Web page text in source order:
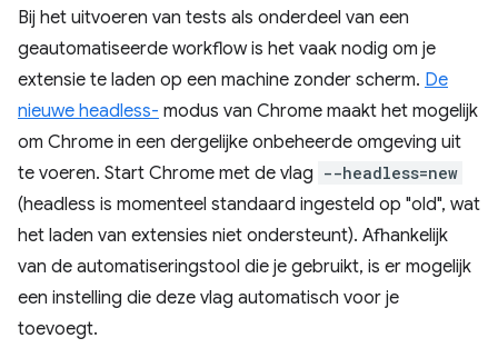
Bij het uitvoeren van tests als onderdeel van een
geautomatiseerde workflow is het vaak nodig om je
extensie te laden op een machine zonder scherm. De
nieuwe headless- modus van Chrome maakt het mogelijk
om Chrome in een dergelijke onbeheerde omgeving uit
te voeren. Start Chrome met de vlag --headless=new
(headless is momenteel standaard ingesteld op "old", wat
het laden van extensies niet ondersteunt). Afhankelijk
van de automatiseringstool die je gebruikt, is er mogelijk
een instelling die deze vlag automatisch voor je
toevoegt.